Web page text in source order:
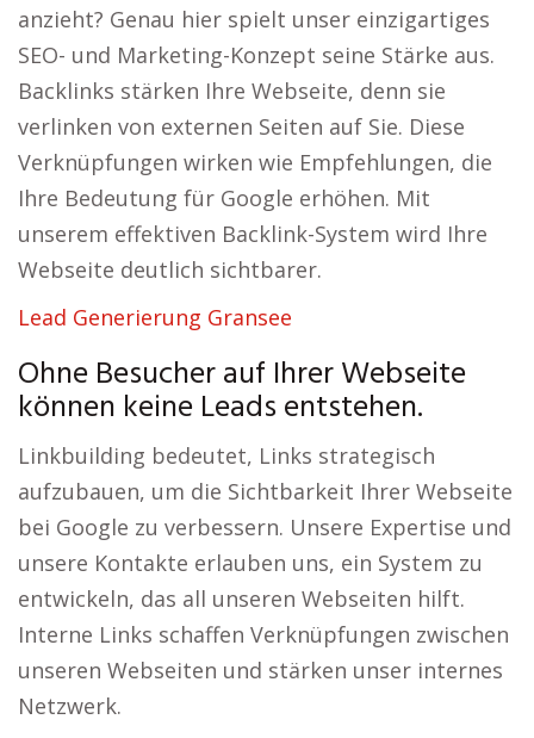
anzieht? Genau hier spielt unser einzigartiges
SEO- und Marketing-Konzept seine Stärke aus.
Backlinks stärken Ihre Webseite, denn sie
verlinken von externen Seiten auf Sie. Diese
Verknüpfungen wirken wie Empfehlungen, die
Ihre Bedeutung für Google erhöhen. Mit
unserem effektiven Backlink-System wird Ihre
Webseite deutlich sichtbarer.
Lead Generierung Gransee
Ohne Besucher auf Ihrer Webseite
können keine Leads entstehen.
Linkbuilding bedeutet, Links strategisch
aufzubauen, um die Sichtbarkeit Ihrer Webseite
bei Google zu verbessern. Unsere Expertise und
unsere Kontakte erlauben uns, ein System zu
entwickeln, das all unseren Webseiten hilft.
Interne Links schaffen Verknüpfungen zwischen
unseren Webseiten und stärken unser internes
Netzwerk.